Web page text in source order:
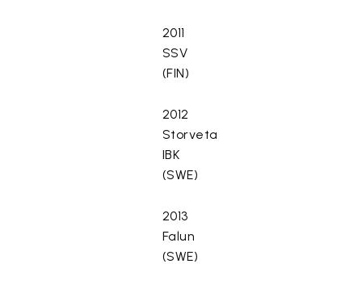
2011
SSV
(FIN)
2012
Storveta
IBK
(SWE)
2013
Falun
(SWE)